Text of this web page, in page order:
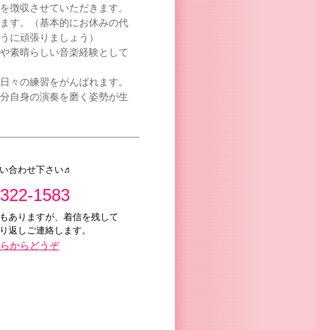
徴収させていただきます。
す。（基本的にお休みの代
頑張りましょう）
素晴らしい音楽経験として
々の練習をがんばれます。
自身の演奏を磨く姿勢が生
合わせ下さい♬
1583
ありますが、着信を残して
返しご連絡します。
からどうぞ